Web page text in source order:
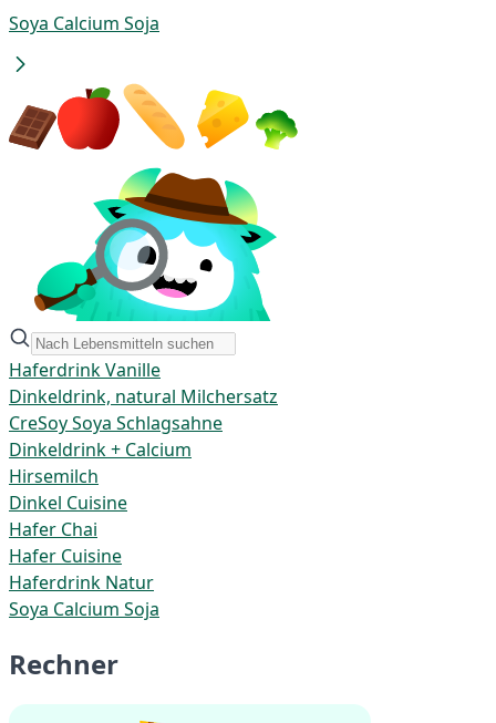
Soya Calcium Soja
Haferdrink Vanille
Dinkeldrink, natural Milchersatz
CreSoy Soya Schlagsahne
Dinkeldrink + Calcium
Hirsemilch
Dinkel Cuisine
Hafer Chai
Hafer Cuisine
Haferdrink Natur
Soya Calcium Soja
Rechner